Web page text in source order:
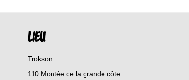
LIEU
Trokson
110 Montée de la grande côte